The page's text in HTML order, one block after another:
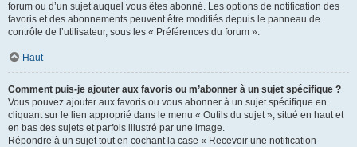
forum ou d’un sujet auquel vous êtes abonné. Les options de notification des
favoris et des abonnements peuvent être modifiés depuis le panneau de
contrôle de l’utilisateur, sous les « Préférences du forum ».
Haut
Comment puis-je ajouter aux favoris ou m’abonner à un sujet spécifique ?
Vous pouvez ajouter aux favoris ou vous abonner à un sujet spécifique en
cliquant sur le lien approprié dans le menu « Outils du sujet », situé en haut et
en bas des sujets et parfois illustré par une image.
Répondre à un sujet tout en cochant la case « Recevoir une notification